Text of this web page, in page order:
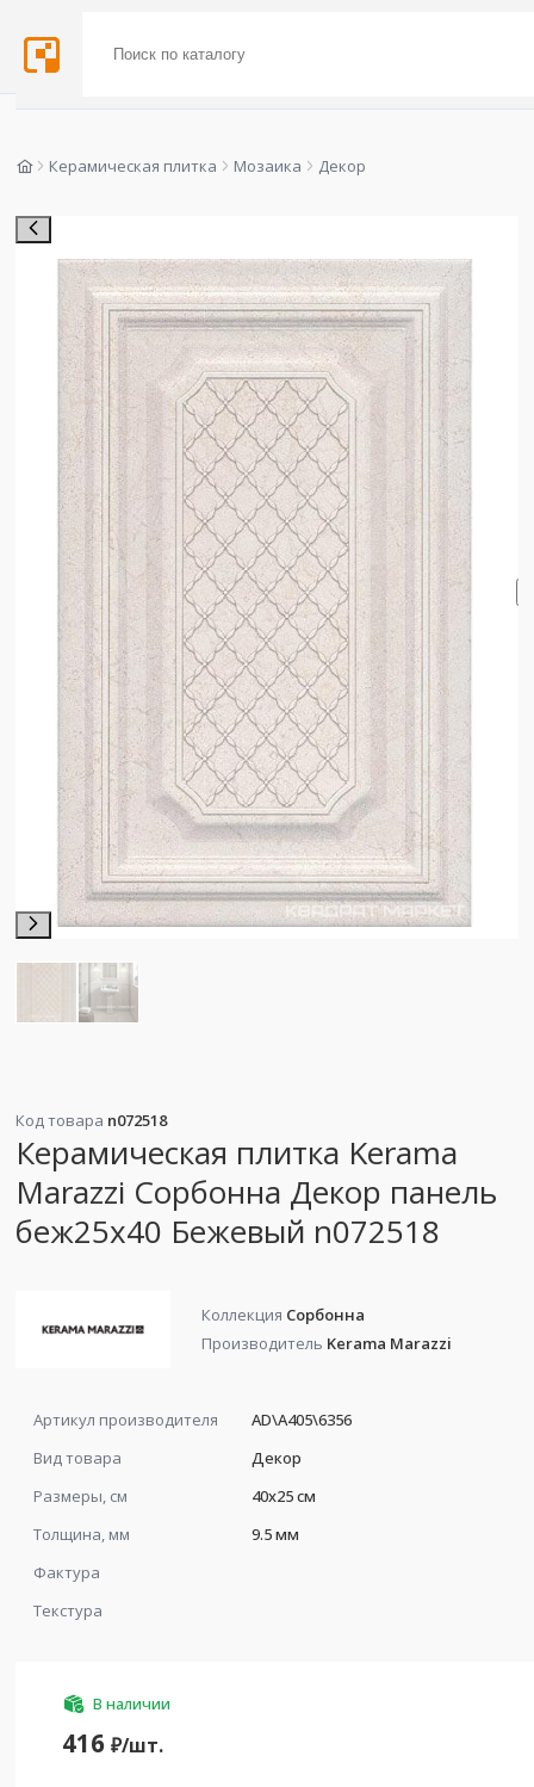
Керамическая плитка Мозаика Декор
Код товара n072518
Керамическая плитка Kerama
Marazzi Сорбонна Декор панель
беж25x40 Бежевый n072518
Коллекция Сорбонна
Производитель Kerama Marazzi
Артикул производителя
AD\A405\6356
Вид товара
Декор
Размеры, см
40x25 см
Толщина, мм
9.5 мм
Фактура
Текстура
В наличии
416 ₽/шт.